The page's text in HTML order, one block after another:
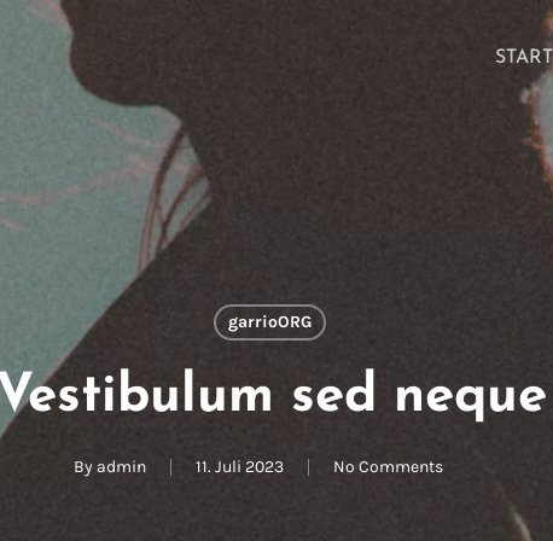
START
garrioORG
Vesti­bulum sed neque
By admin 11. Juli 2023 No Comments